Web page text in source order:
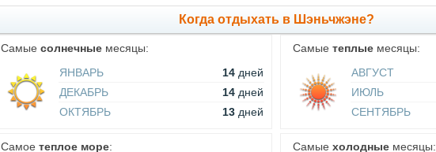
Когда отдыхать в Шэньчжэне?
Самые солнечные месяцы:
ЯНВАРЬ
14 дней
ДЕКАБРЬ
14 дней
ОКТЯБРЬ
13 дней
Самые теплые месяцы:
АВГУСТ
ИЮЛЬ
СЕНТЯБРЬ
Самое теплое море: Самые холодные месяцы: